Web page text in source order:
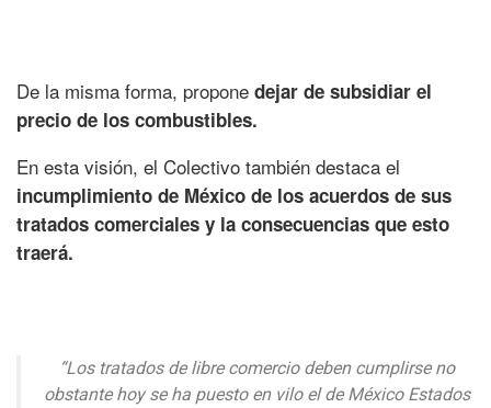
De la misma forma, propone dejar de subsidiar el
precio de los combustibles.
En esta visión, el Colectivo también destaca el
incumplimiento de México de los acuerdos de sus
tratados comerciales y la consecuencias que esto
traerá.
“Los tratados de libre comercio deben cumplirse no
obstante hoy se ha puesto en vilo el de México Estados